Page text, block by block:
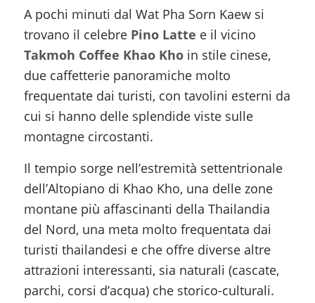
A pochi minuti dal Wat Pha Sorn Kaew si
trovano il celebre Pino Latte e il vicino
Takmoh Coffee Khao Khoin stile cinese,
due caffetterie panoramiche molto
frequentate dai turisti, con tavolini esterni da
cui si hanno delle splendide viste sulle
montagne circostanti.
Il tempio sorge nell’estremità settentrionale
dell’Altopiano di Khao Kho, una delle zone
montane più affascinanti della Thailandia
del Nord, una meta molto frequentata dai
turisti thailandesi e che offre diverse altre
attrazioni interessanti, sia naturali (cascate,
parchi, corsi d’acqua) che storico-culturali.